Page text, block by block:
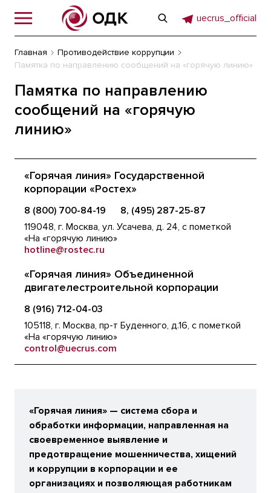
uecrus_official
Главная
Противодействие коррупции
Памятка по направлению сообщений на «горячую линию»
Памятка по направлению
сообщений на «горячую
линию»
«Горячая линия» Государственной
корпорации «Ростех»
8 (800) 700-84-19
8, (495) 287-25-87
119048, г. Москва, ул. Усачева, д. 24, с пометкой
«На «горячую линию»
hotline@rostec.ru
«Горячая линия» Объединенной
двигателестроительной корпорации
8 (916) 712-04-03
105118, г. Москва, пр-т Буденного, д.16, с пометкой
«На «горячую линию»
control@uecrus.com
«Горячая линия» — система сбора и
обработки информации, направленная на
своевременное выявление и
предотвращение мошенничества, хищений
и коррупции в корпорации и ее
организациях и позволяющая работникам